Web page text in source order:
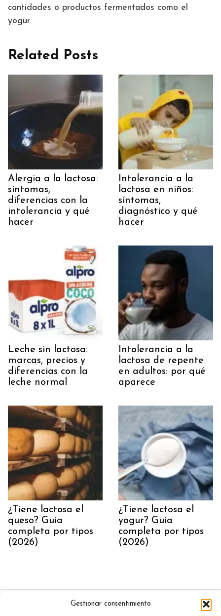
Gestionar consentimiento
cantidades o productos fermentados como el
yogur.
Related Posts
Alergia a la lactosa:
síntomas,
diferencias con la
intolerancia y qué
hacer
Intolerancia a la
lactosa en niños:
síntomas,
diagnóstico y qué
hacer
Leche sin lactosa:
marcas, precios y
diferencias con la
leche normal
Intolerancia a la
lactosa de repente
en adultos: por qué
aparece
¿Tiene lactosa el
queso? Guía
completa por tipos
(2026)
¿Tiene lactosa el
yogur? Guía
completa por tipos
(2026)